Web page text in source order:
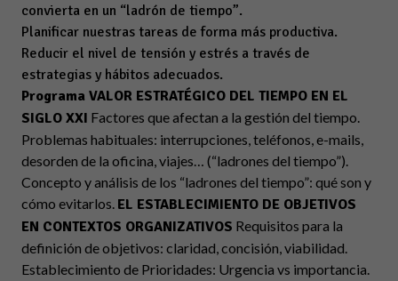
convierta en un “ladrón de tiempo”.
Planificar nuestras tareas de forma más productiva.
Reducir el nivel de tensión y estrés a través de
estrategias y hábitos adecuados.
Programa VALOR ESTRATÉGICO DEL TIEMPO EN EL
SIGLO XXI Factores que afectan a la gestión del tiempo.
Problemas habituales: interrupciones, teléfonos, e-mails,
desorden de la oficina, viajes… (“ladrones del tiempo”).
Concepto y análisis de los “ladrones del tiempo”: qué son y
cómo evitarlos. EL ESTABLECIMIENTO DE OBJETIVOS
EN CONTEXTOS ORGANIZATIVOS Requisitos para la
definición de objetivos: claridad, concisión, viabilidad.
Establecimiento de Prioridades: Urgencia vs importancia.